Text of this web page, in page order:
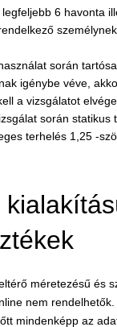
6 havonta
során
igénybe véve,
a vizsgálatot
során statikus
terhelés 1,25 -
méretezésű és
nem rendelhetők.
mindenképp az